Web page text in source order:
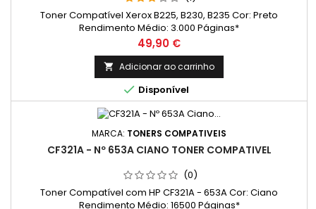
Toner Compatível Xerox B225, B230, B235 Cor: Preto
Rendimento Médio: 3.000 Páginas*
Preço
49,90 €
 Adicionar ao carrinho
 Disponível
MARCA: TONERS COMPATIVEIS
CF321A - Nº 653A CIANO TONER COMPATIVEL
(0)
Toner Compatível com HP CF321A - 653A Cor: Ciano
Rendimento Médio: 16500 Páginas*